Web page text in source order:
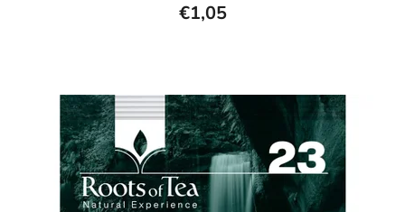
€1,05